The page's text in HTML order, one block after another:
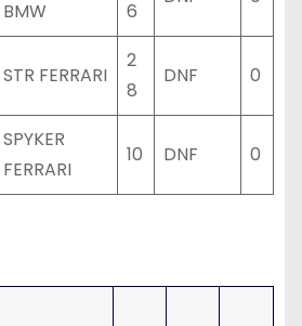
BMW 6
STR FERRARI
2
8
DNF 0
SPYKER
FERRARI
10 DNF 0